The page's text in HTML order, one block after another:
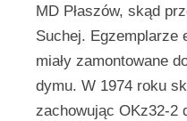
MD Płaszów, skąd
Suchej. Egzemplarze
miały zamontowane
dymu. W 1974 roku
zachowując OKz32-2